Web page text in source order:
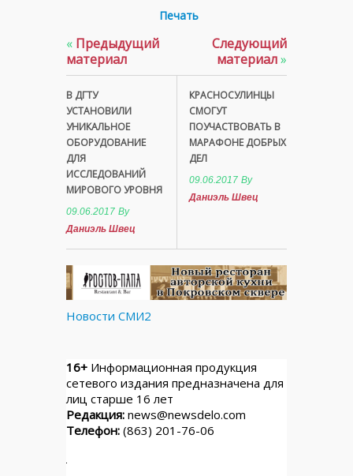
Печать
« Предыдущий
материал
В ДГТУ
УСТАНОВИЛИ
УНИКАЛЬНОЕ
ОБОРУДОВАНИЕ
ДЛЯ
ИССЛЕДОВАНИЙ
МИРОВОГО УРОВНЯ
09.06.2017 By
Даниэль Швец
Следующий
материал»
КРАСНОСУЛИНЦЫ
СМОГУТ
ПОУЧАСТВОВАТЬ В
МАРАФОНЕ ДОБРЫХ
ДЕЛ
09.06.2017 By
Даниэль Швец
Новости СМИ2
16+ Информационная продукция
сетевого издания предназначена для
лиц старше 16 лет
Редакция: news@newsdelo.com
Телефон: (863) 201-76-06